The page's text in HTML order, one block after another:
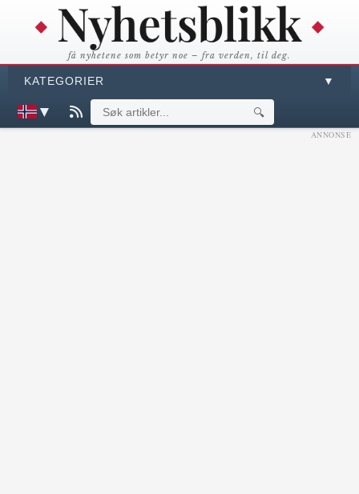
få nyhetene som betyr noe – fra verden, til deg.
KATEGORIER ▼
▼ 🔍
ANNONSE